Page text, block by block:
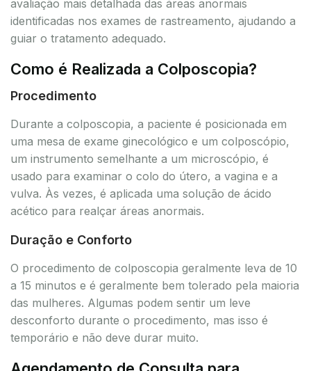
avaliação mais detalhada das áreas anormais
identificadas nos exames de rastreamento, ajudando a
guiar o tratamento adequado.
Como é Realizada a Colposcopia?
Procedimento
Durante a colposcopia, a paciente é posicionada em
uma mesa de exame ginecológico e um colposcópio,
um instrumento semelhante a um microscópio, é
usado para examinar o colo do útero, a vagina e a
vulva. Às vezes, é aplicada uma solução de ácido
acético para realçar áreas anormais.
Duração e Conforto
O procedimento de colposcopia geralmente leva de 10
a 15 minutos e é geralmente bem tolerado pela maioria
das mulheres. Algumas podem sentir um leve
desconforto durante o procedimento, mas isso é
temporário e não deve durar muito.